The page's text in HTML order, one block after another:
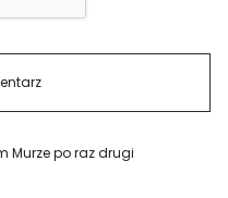
Murze po raz drugi